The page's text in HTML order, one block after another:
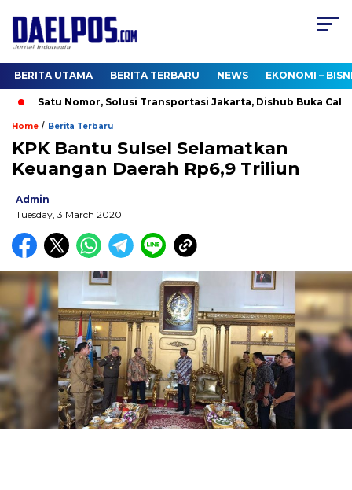
BERITA UTAMA BERITA TERBARU NEWS EKONOMI –
Satu Nomor, Solusi Transportasi Jakarta, Dishub Buka Call
Home / Berita Terbaru
KPK Bantu Sulsel Selamatkan
Keuangan Daerah Rp6,9 Triliun
Admin
Tuesday, 3 March 2020